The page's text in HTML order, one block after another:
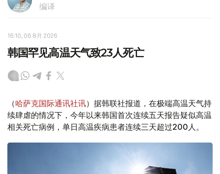
编译
16:10, 06 8月 2026
韩国罕见高温天气致23人死亡
（哈萨克国际通讯社讯）据韩联社报道，在极端高温天气持
续肆虐的情况下，今年以来韩国首次连续五天报告疑似高温
相关死亡病例，单日高温疾病患者连续三天超过200人。